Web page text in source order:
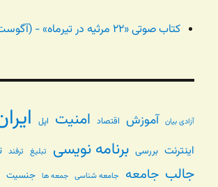
کتاب صوتی «۲۲ مرثیه در تیرماه» - (آگوست 09, 2009)
آزادی بیان آموزش اقتصاد امنیت اپل
اینترنت بررسی برنامه نویسی تبلیغ ترفند
جالب جامعه جامعه شناسی جمعه ها جنسیت